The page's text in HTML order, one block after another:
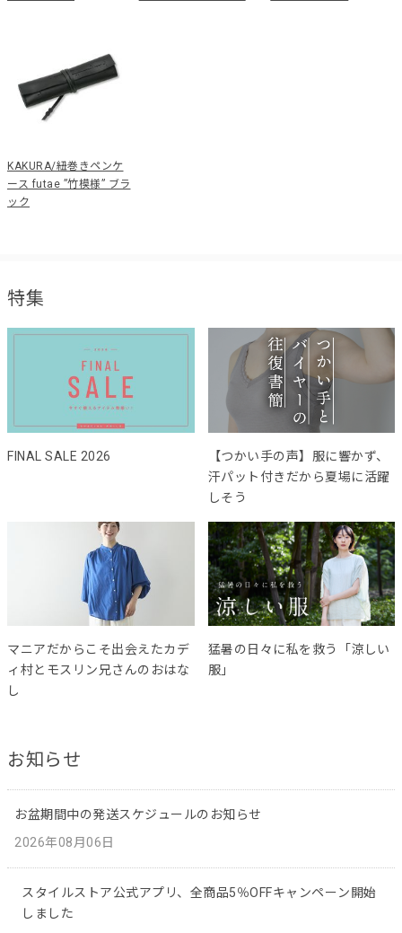
KAKURA/紐巻きペンケ
ース futae ”竹模様” ブラ
ック
特集
FINAL SALE 2026
【つかい手の声】服に響かず、
汗パット付きだから夏場に活躍
しそう
マニアだからこそ出会えたカデ
ィ村とモスリン兄さんのおはな
し
猛暑の日々に私を救う「涼しい
服」
お知らせ
お盆期間中の発送スケジュールのお知らせ
2026年08月06日
スタイルストア公式アプリ、全商品5％OFFキャンペーン開始
しました